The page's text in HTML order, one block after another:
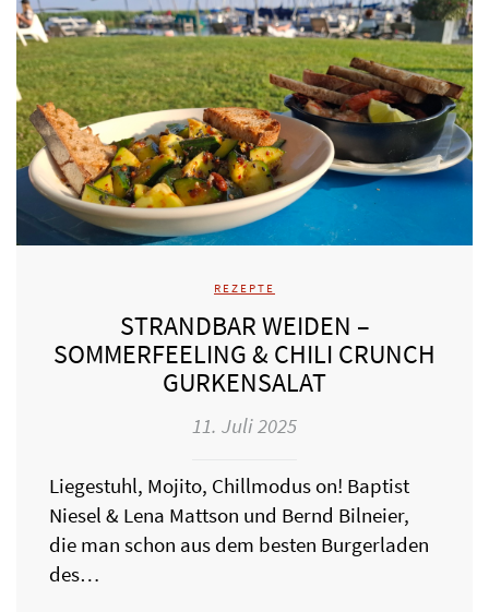
REZEPTE
STRANDBAR WEIDEN –
SOMMERFEELING & CHILI CRUNCH
GURKENSALAT
11. Juli 2025
Liegestuhl, Mojito, Chillmodus on! Baptist
Niesel & Lena Mattson und Bernd Bilneier,
die man schon aus dem besten Burgerladen
des…